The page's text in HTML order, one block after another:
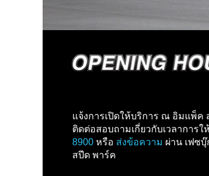
แจ้งการเปิดให้บริการ ณ อิมแพ็ค
ติดต่อสอบถามเกี่ยวกับเวลาการ
8900 หรือ ส่งข้อความ ผ่าน เฟซ
สปีด พาร์ค